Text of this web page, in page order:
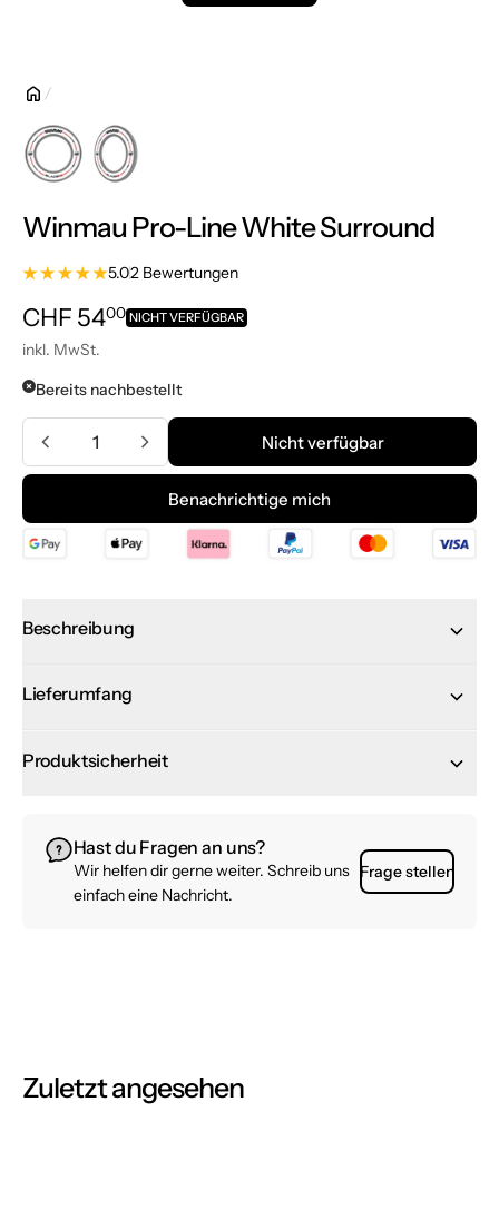
Winmau Pro-Line White Surround
5.02 Bewertungen
Normalpreis
CHF 5400CHF 54.00
NICHT VERFÜGBAR
inkl. MwSt.
Bereits nachbestellt
Menge
Nicht verfügbar
Benachrichtige mich
Beschreibung
Lieferumfang
Produktsicherheit
Hast du Fragen an uns?
Wir helfen dir gerne weiter. Schreib uns
einfach eine Nachricht.
Frage stellen
Zuletzt angesehen